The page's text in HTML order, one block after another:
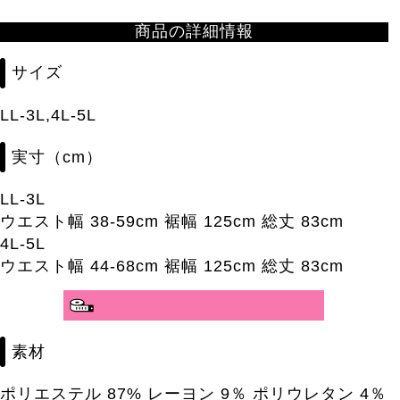
商品の詳細情報
サイズ
LL-3L,4L-5L
実寸（cm）
LL-3L
ウエスト幅 38-59cm 裾幅 125cm 総丈 83cm
4L-5L
ウエスト幅 44-68cm 裾幅 125cm 総丈 83cm
素材
ポリエステル 87% レーヨン 9％ ポリウレタン 4％